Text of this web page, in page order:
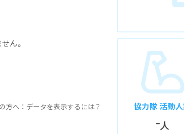
ん。
方へ：データを表示するには？ 協力隊 活動
-人